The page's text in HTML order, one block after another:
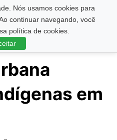
Nós usamos cookies para
continuar navegando, você
política de cookies.
em